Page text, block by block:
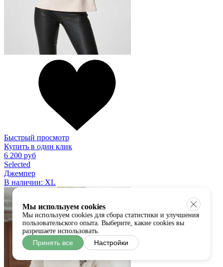
Быстрый просмотр
Купить в один клик
6 200 руб
Selected
Джемпер
В наличии: XL
Мы используем cookies
Мы используем cookies для сбора статистики и улучшения
пользовательского опыта. Выберите, какие cookies вы
разрешаете использовать.
Принять все Настройки